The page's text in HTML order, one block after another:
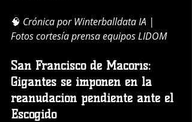
🧠 Crónica por Winterballdata IA |
Fotos cortesía prensa equipos LIDOM
San Francisco de Macorís:
Gigantes se imponen en la
reanudación pendiente ante el
Escogido